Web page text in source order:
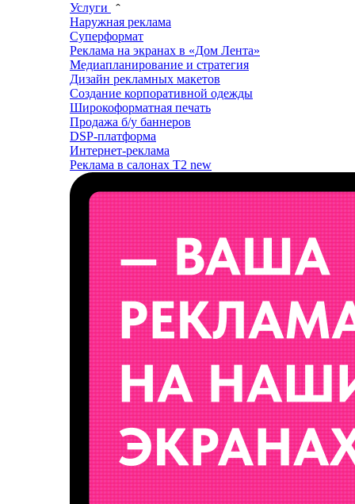
Услуги
Наружная реклама
Суперформат
Реклама на экранах в «Дом Лента»
Медиапланирование и стратегия
Дизайн рекламных макетов
Создание корпоративной одежды
Широкоформатная печать
Продажа б/у баннеров
DSP-платформа
Интернет-реклама
Реклама в салонах T2 new